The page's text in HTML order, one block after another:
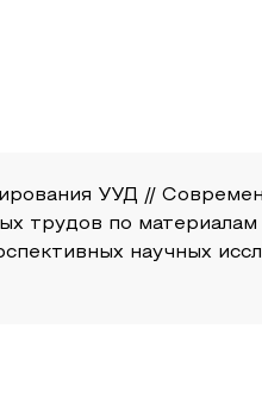
УУД //
трудов по
научных